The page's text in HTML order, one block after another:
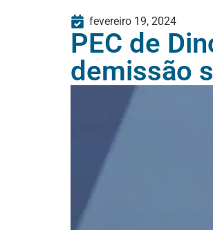
fevereiro 19, 2024
PEC de
demissão